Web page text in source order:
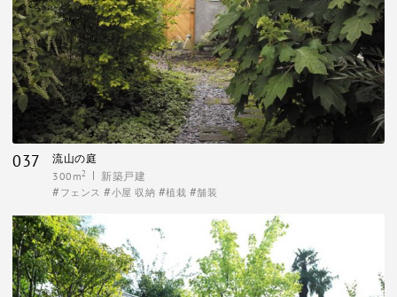
037
流山の庭
300m2 新築戸建
フェンス 小屋 収納 植栽 舗装